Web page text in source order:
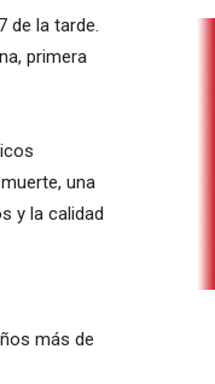
de la tarde.
primera
una
y la calidad
más de